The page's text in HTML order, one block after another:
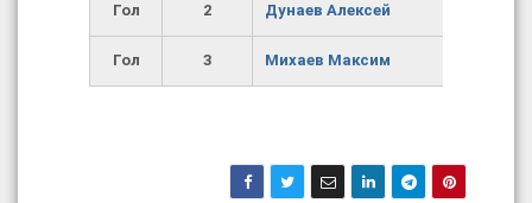
Гол 2 Дунаев Алексей
Гол 3 Михаев Максим